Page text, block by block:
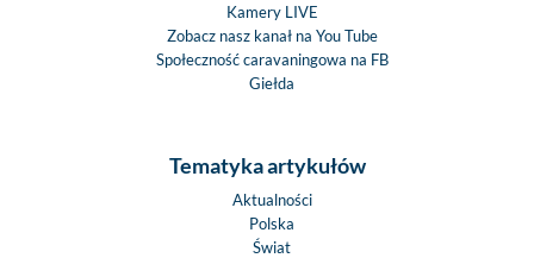
Kamery LIVE
Zobacz nasz kanał na You Tube
Społeczność caravaningowa na FB
Giełda
Tematyka artykułów
Aktualności
Polska
Świat